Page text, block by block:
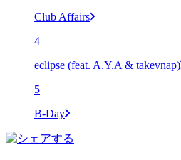
Club Affairs
4
eclipse (feat. A.Y.A & takevnap)
5
B-Day